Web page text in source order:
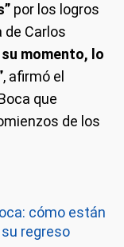
por los logros
de Carlos
momento, lo
, afirmó el
que
de los
cómo están
regreso